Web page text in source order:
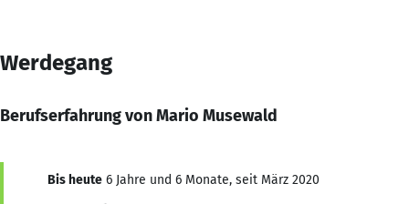
Werdegang
Berufserfahrung von Mario Musewald
Bis heute 6 Jahre und 6 Monate, seit März 2020